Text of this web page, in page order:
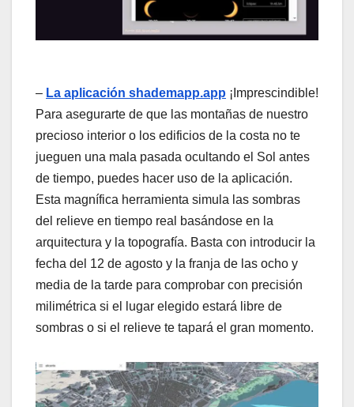
– La aplicación shademapp.app ¡Imprescindible!
Para asegurarte de que las montañas de nuestro
precioso interior o los edificios de la costa no te
jueguen una mala pasada ocultando el Sol antes
de tiempo, puedes hacer uso de la aplicación.
Esta magnífica herramienta simula las sombras
del relieve en tiempo real basándose en la
arquitectura y la topografía. Basta con introducir la
fecha del 12 de agosto y la franja de las ocho y
media de la tarde para comprobar con precisión
milimétrica si el lugar elegido estará libre de
sombras o si el relieve te tapará el gran momento.